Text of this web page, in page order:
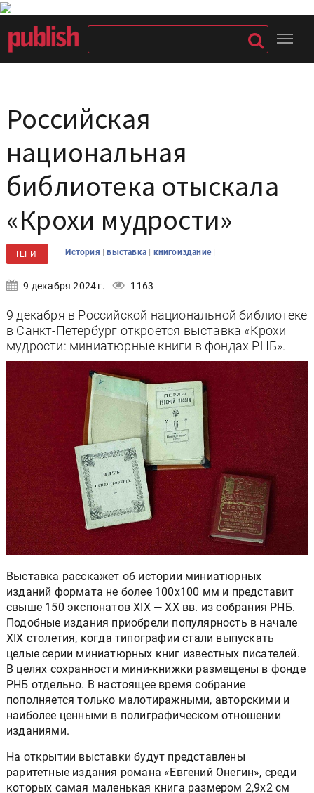
Российская
национальная
библиотека отыскала
«Крохи мудрости»
ТЕГИ История |выставка | книгоиздание |
9 декабря 2024 г. 1163
9 декабря в Российской национальной библиотеке
в Санкт-Петербург откроется выставка «Крохи
мудрости: миниатюрные книги в фондах РНБ».
Выставка расскажет об истории миниатюрных
изданий формата не более 100х100 мм и представит
свыше 150 экспонатов XIX — ХХ вв. из собрания РНБ.
Подобные издания приобрели популярность в начале
XIX столетия, когда типографии стали выпускать
целые серии миниатюрных книг известных писателей.
В целях сохранности мини-книжки размещены в фонде
РНБ отдельно. В настоящее время собрание
пополняется только малотиражными, авторскими и
наиболее ценными в полиграфическом отношении
изданиями.
На открытии выставки будут представлены
раритетные издания романа «Евгений Онегин», среди
которых самая маленькая книга размером 2,9х2 см